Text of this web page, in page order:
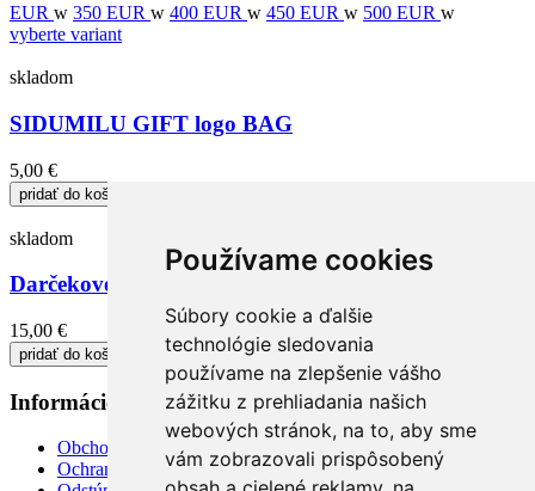
Používame cookies
Súbory cookie a ďalšie
technológie sledovania
používame na zlepšenie vášho
zážitku z prehliadania našich
webových stránok, na to, aby sme
vám zobrazovali prispôsobený
EUR w 350 EUR w 400 EUR w 450 EUR w 500 EUR w
vyberte variant
skladom
SIDUMILU GIFT logo BAG
5,00 €
pridať do košika
skladom
Darčekové balenie
15,00 €
pridať do košika
Informácie
Obchodné podmienky, doručenie, platby, vrátenie
Ochrana súkromia